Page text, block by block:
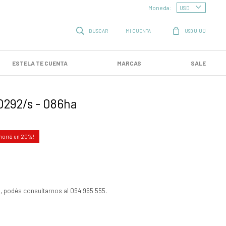
ESTELA TE CUENTA MARCAS SALE
USD 0,00
Moneda:
s - 086ha
20
podés consultarnos al 094 965 555.